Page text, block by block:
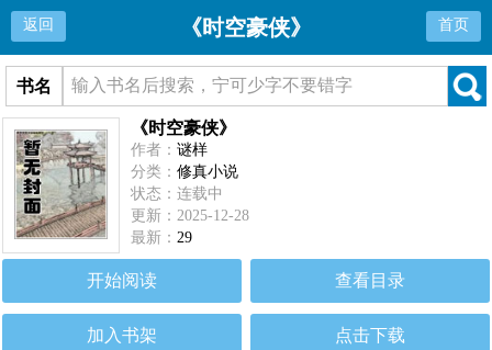
返回 《时空豪侠》 首页
书名
《时空豪侠》
作者：谜样
分类：修真小说
状态：连载中
更新：2025-12-28
最新：29
开始阅读 查看目录
加入书架 点击下载